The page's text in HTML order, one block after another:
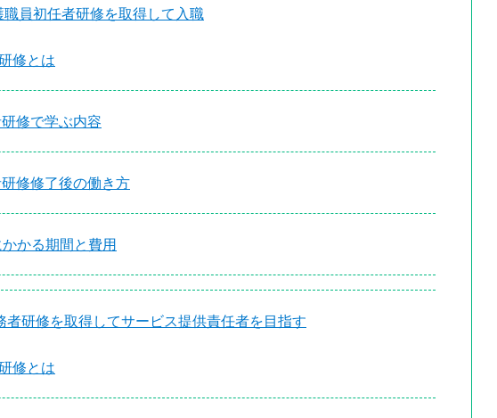
職員初任者研修を取得して入職
修とは
修で学ぶ内容
修修了後の働き方
かる期間と費用
者研修を取得してサービス提供責任者を目指す
修とは